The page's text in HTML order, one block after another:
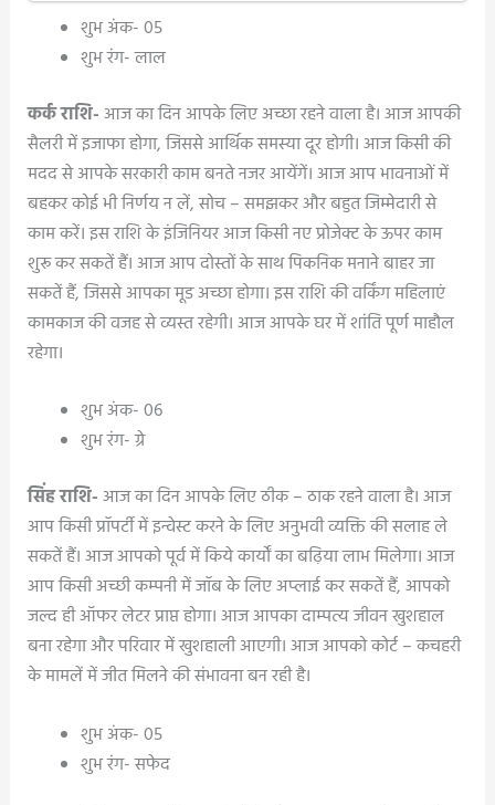
शुभ अंक- 05
शुभ रंग- लाल
कर्क राशि-आज का दिन आपके लिए अच्छा रहने वाला है। आज आपकी
सैलरी में इजाफा होगा, जिससे आर्थिक समस्या दूर होगी। आज किसी की
मदद से आपके सरकारी काम बनते नजर आयेंगें। आज आप भावनाओं में
बहकर कोई भी निर्णय न लें, सोच – समझकर और बहुत जिम्मेदारी से
काम करें। इस राशि के इंजिनियर आज किसी नए प्रोजेक्ट के ऊपर काम
शुरू कर सकतें हैं। आज आप दोस्तों के साथ पिकनिक मनाने बाहर जा
सकतें हैं, जिससे आपका मूड अच्छा होगा। इस राशि की वर्किंग महिलाएं
कामकाज की वजह से व्यस्त रहेगी। आज आपके घर में शांति पूर्ण माहौल
रहेगा।
शुभ अंक- 06
शुभ रंग- ग्रे
सिंह राशि-आज का दिन आपके लिए ठीक – ठाक रहने वाला है। आज
आप किसी प्रॉपर्टी में इन्वेस्ट करने के लिए अनुभवी व्यक्ति की सलाह ले
सकतें हैं। आज आपको पूर्व में किये कार्यों का बढ़िया लाभ मिलेगा। आज
आप किसी अच्छी कम्पनी में जॉब के लिए अप्लाई कर सकतें हैं, आपको
जल्द ही ऑफर लेटर प्राप्त होगा। आज आपका दाम्पत्य जीवन खुशहाल
बना रहेगा और परिवार में खुशहाली आएगी। आज आपको कोर्ट – कचहरी
के मामलें में जीत मिलने की संभावना बन रही है।
शुभ अंक- 05
शुभ रंग- सफेद